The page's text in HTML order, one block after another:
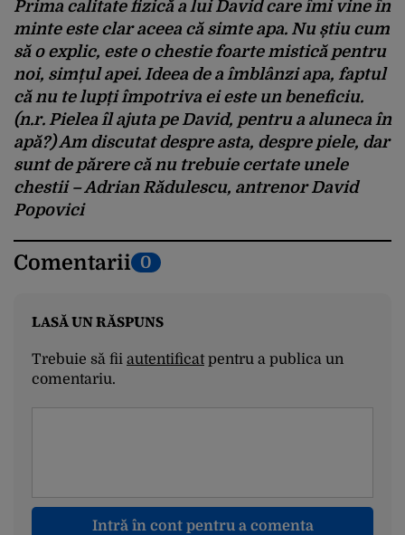
Prima calitate fizică a lui David care îmi vine în
minte este clar aceea că simte apa. Nu știu cum
să o explic, este o chestie foarte mistică pentru
noi, simțul apei. Ideea de a îmblânzi apa, faptul
că nu te lupți împotriva ei este un beneficiu.
(n.r. Pielea îl ajuta pe David, pentru a aluneca în
apă?) Am discutat despre asta, despre piele, dar
sunt de părere că nu trebuie certate unele
chestii – Adrian Rădulescu, antrenor David
Popovici
Comentarii 0
LASĂ UN RĂSPUNS
Trebuie să fii autentificatpentru a publica un
comentariu.
Intră în cont pentru a comenta